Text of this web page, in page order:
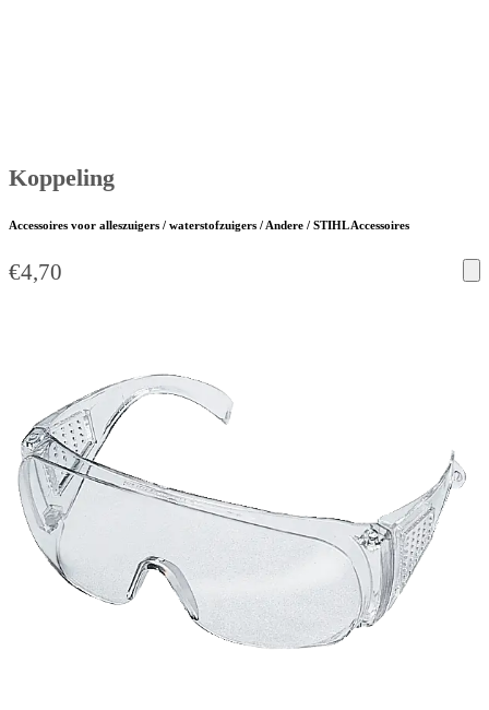
Koppeling
Accessoires voor alleszuigers / waterstofzuigers / Andere / STIHL Accessoires
€4,70